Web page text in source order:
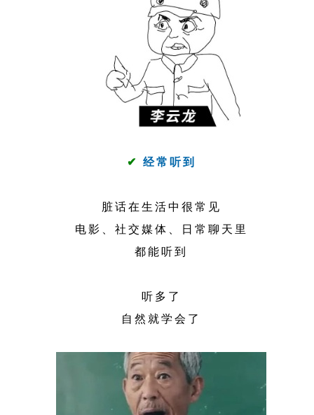
✔ 经常听到
脏话在生活中很常见
电影、社交媒体、日常聊天里
都能听到
听多了
自然就学会了